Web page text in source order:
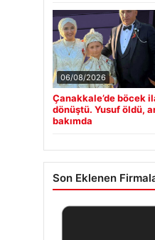
06/08/2026
Çanakkale’de böcek
dönüştü. Yusuf öldü,
bakımda
Son Eklenen